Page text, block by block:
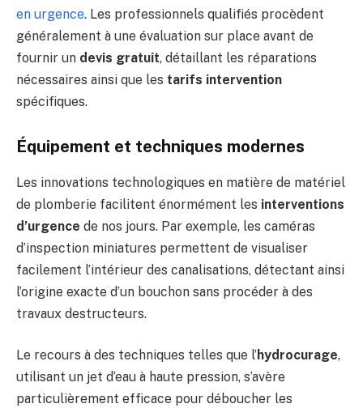
en urgence. Les professionnels qualifiés procèdent
généralement à une évaluation sur place avant de
fournir un devis gratuit, détaillant les réparations
nécessaires ainsi que les tarifs intervention
spécifiques.
Équipement et techniques modernes
Les innovations technologiques en matière de matériel
de plomberie facilitent énormément les interventions
d’urgence de nos jours. Par exemple, les caméras
d’inspection miniatures permettent de visualiser
facilement l’intérieur des canalisations, détectant ainsi
l’origine exacte d’un bouchon sans procéder à des
travaux destructeurs.
Le recours à des techniques telles que l’hydrocurage,
utilisant un jet d’eau à haute pression, s’avère
particulièrement efficace pour déboucher les